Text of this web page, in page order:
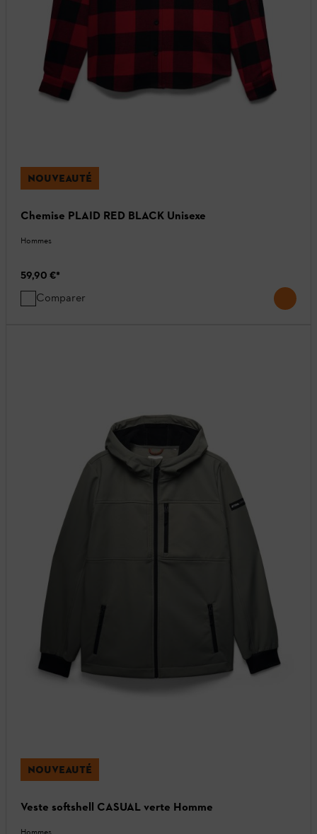
NOUVEAUTÉ
Chemise PLAID RED BLACK Unisexe
Hommes
59,90 €*
Comparer
NOUVEAUTÉ
Veste softshell CASUAL verte Homme